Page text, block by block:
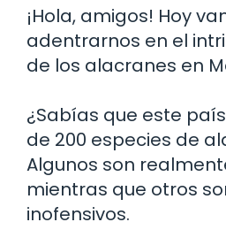
¡Hola, amigos! Hoy
adentrarnos en el
de los alacranes en
¿Sabías que este
de 200 especies de
Algunos son
mientras que otros
inofensivos.